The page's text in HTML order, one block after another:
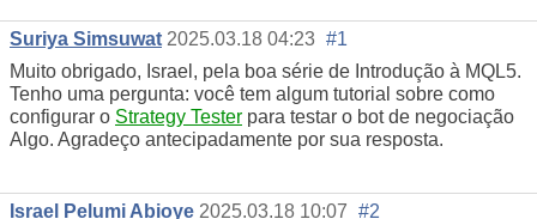
Suriya Simsuwat 2025.03.18 04:23 #1
Muito obrigado, Israel, pela boa série de Introdução à MQL5.
Tenho uma pergunta: você tem algum tutorial sobre como
configurar o Strategy Tester para testar o bot de negociação
Algo. Agradeço antecipadamente por sua resposta.
Israel Pelumi Abioye 2025.03.18 10:07 #2